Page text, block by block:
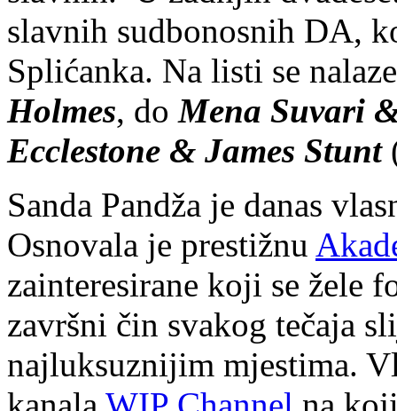
slavnih sudbonosnih DA,
Splićanka. Na listi se
Holmes, doMena Suvari
Ecclestone & James Stunt
Sanda Pandža je danas
Osnovala je prestižnu
zainteresirane koji se žele
završni čin svakog tečaja
najluksuznijim mjestima.